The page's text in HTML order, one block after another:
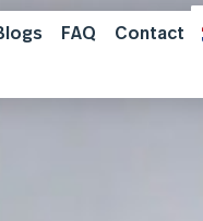
FAQ Contact